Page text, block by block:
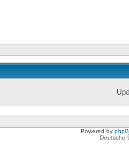
Powered by
Deutsche